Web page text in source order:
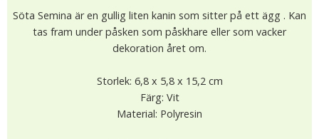
Söta Semina är en gullig liten kanin som sitter på ett ägg . Kan
tas fram under påsken som påskhare eller som vacker
dekoration året om.
Storlek: 6,8 x 5,8 x 15,2 cm
Färg: Vit
Material: Polyresin